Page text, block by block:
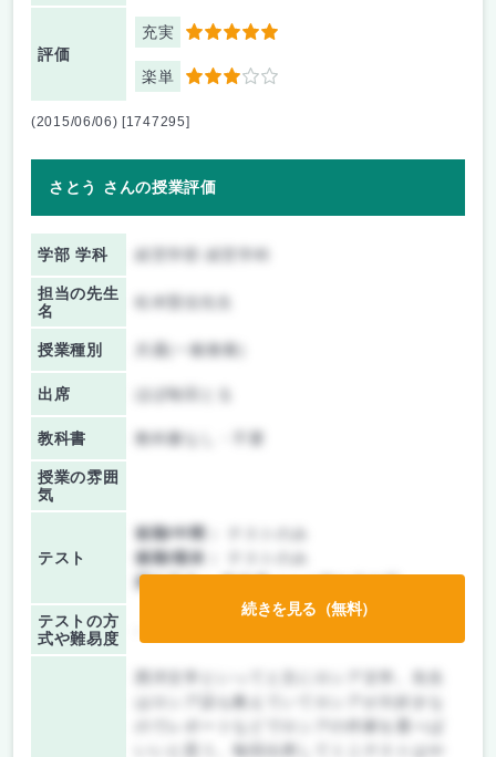
評価
充実 5
楽単 3
(2015/06/06) [1747295]
さとう さんの授業評価
学部 学科
担当の先生
名
授業種別 共通(一般教養)
出席 ほぼ毎回とる
教科書 教科書なし・不要
授業の雰囲
気
テスト
前期/中間：
後期/期末：
持ち込み：
テストの方
式や難易度
続きを見る（無料）